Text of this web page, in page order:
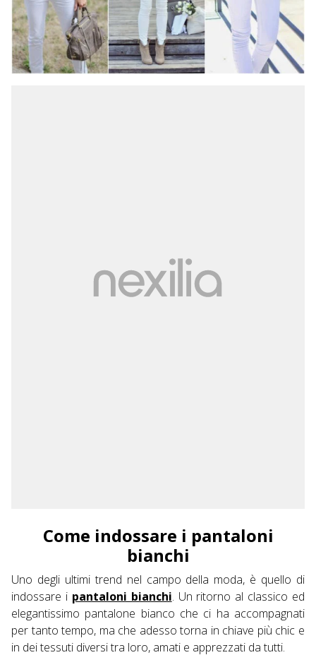
Come indossare i pantaloni
bianchi
Uno degli ultimi trend nel campo della moda, è quello di
indossare i pantaloni bianchi. Un ritorno al classico ed
elegantissimo pantalone bianco che ci ha accompagnati
per tanto tempo, ma che adesso torna in chiave più chic e
in dei tessuti diversi tra loro, amati e apprezzati da tutti.